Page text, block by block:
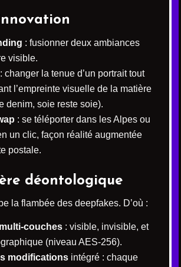
: fusionner deux ambiances
visible.
: changer la tenue d’un portrait tout
l’empreinte visuelle de la matière
denim, soie reste soie).
: se téléporter dans les Alpes ou
un clic, façon réalité augmentée
postale.
déontologique
la flambée des deepfakes. D’où :
couches : visible, invisible, et
(niveau AES-256).
modifications intégré : chaque